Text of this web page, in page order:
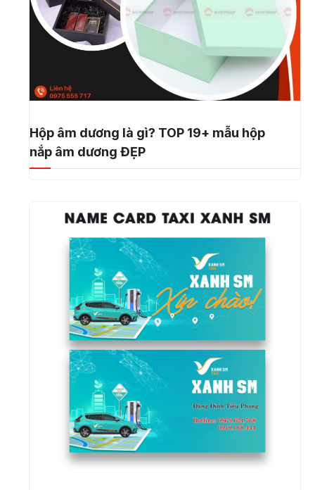
Hộp âm dương là gì? TOP 19+ mẫu hộp
nắp âm dương ĐẸP